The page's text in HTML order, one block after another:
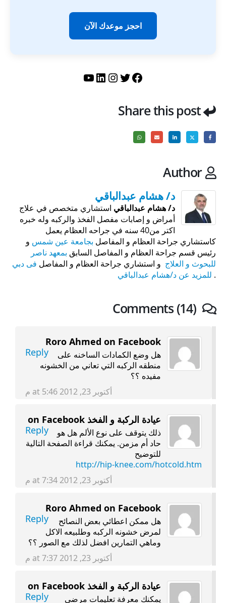
احجز موعدك الآن
فيسبوك
تويترإنستجرام
لينكد إنيوتيوب
Share this post
Author
د/ هشام عبدالباقي
د/ هشام عبدالباقي استشاري متخصص في علاج
أمراض و إصابات مفصل الفخذ والركبه وله خبره
اكتر من40 سنه في جراحه العظام يعمل
كاستشاري جراحة العظام و المفاصل بجامعة عين شمس و
رئيس قسم جراحة العظام و المفاصل السابق بمعهد ناصر
للبحوث و العلاج و استشاري جراحة العظام و المفاصل فى دبي
. للمزيد عن د/هشام عبدالباقي
Comments (14)
Roro Ahmed on Facebook
Reply
هل وضع الكمادات الساخنه على
منطقه الركبه التي تعاني من الخشونه
مفيده ؟؟
أكتوبر 23, 2012 at 5:46 م
عيادة الركبة و الفخذ on Facebook
Reply
ذلك يتوقف على نوع الألم هل هو
حاد أم مزمن. يمكنك قراءة الصفحة التالية
للتوضيح
http://hip-knee.com/hotcold.htm
أكتوبر 23, 2012 at 7:34 م
Roro Ahmed on Facebook
Reply
هل ممكن اعطائي بعض النصائح
لمرض خشونه الركبه وطلبيعه الاكل
وماهي التمارين افضل لذلك مع الصور ؟؟
أكتوبر 23, 2012 at 7:37 م
عيادة الركبة و الفخذ on Facebook
Reply
يمكنك معرفة تعليمات مرضى